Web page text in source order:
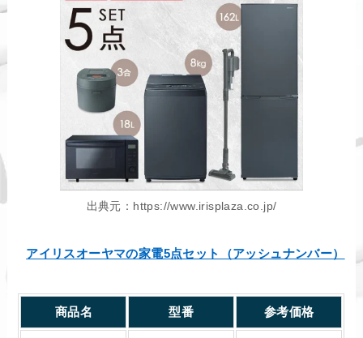
出典元：https://www.irisplaza.co.jp/
アイリスオーヤマの家電5点セット（アッシュナンバー）
商品名 型番 参考価格